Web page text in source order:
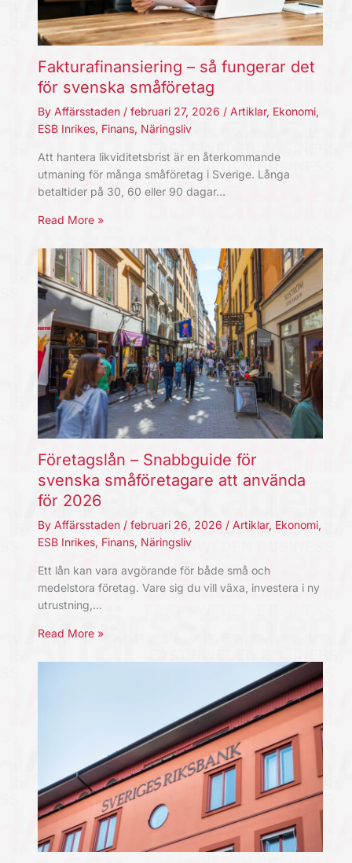
Fakturafinansiering – så fungerar det
för svenska småföretag
By Affärsstaden / februari 27, 2026 / Artiklar, Ekonomi,
ESB Inrikes, Finans, Näringsliv
Att hantera likviditetsbrist är en återkommande
utmaning för många småföretag i Sverige. Långa
betaltider på 30, 60 eller 90 dagar…
Read More »
Företagslån – Snabbguide för
svenska småföretagare att använda
för 2026
By Affärsstaden / februari 26, 2026 / Artiklar, Ekonomi,
ESB Inrikes, Finans, Näringsliv
Ett lån kan vara avgörande för både små och
medelstora företag. Vare sig du vill växa, investera i ny
utrustning,…
Read More »